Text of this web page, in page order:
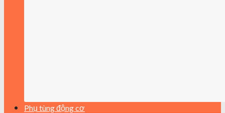
Phụ tùng động cơ